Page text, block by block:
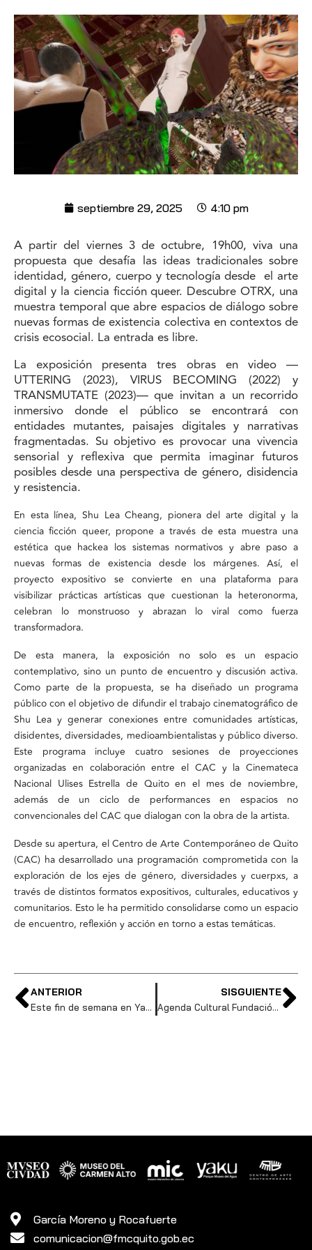
septiembre 29, 2025 4:10 pm
A partir del viernes 3 de octubre, 19h00, viva una
propuesta que desafía las ideas tradicionales sobre
identidad, género, cuerpo y tecnología desde el arte
digital y la ciencia ficción queer. Descubre OTRX, una
muestra temporal que abre espacios de diálogo sobre
nuevas formas de existencia colectiva en contextos de
crisis ecosocial. La entrada es libre.
La exposición presenta tres obras en video —
UTTERING (2023), VIRUS BECOMING (2022) y
TRANSMUTATE (2023)— que invitan a un recorrido
inmersivo donde el público se encontrará con
entidades mutantes, paisajes digitales y narrativas
fragmentadas. Su objetivo es provocar una vivencia
sensorial y reflexiva que permita imaginar futuros
posibles desde una perspectiva de género, disidencia
y resistencia.
En esta línea, Shu Lea Cheang, pionera del arte digital y la
ciencia ficción queer, propone a través de esta muestra una
estética que hackea los sistemas normativos y abre paso a
nuevas formas de existencia desde los márgenes. Así, el
proyecto expositivo se convierte en una plataforma para
visibilizar prácticas artísticas que cuestionan la heteronorma,
celebran lo monstruoso y abrazan lo viral como fuerza
transformadora.
De esta manera, la exposición no solo es un espacio
contemplativo, sino un punto de encuentro y discusión activa.
Como parte de la propuesta, se ha diseñado un programa
público con el objetivo de difundir el trabajo cinematográfico de
Shu Lea y generar conexiones entre comunidades artísticas,
disidentes, diversidades, medioambientalistas y público diverso.
Este programa incluye cuatro sesiones de proyecciones
organizadas en colaboración entre el CAC y la Cinemateca
Nacional Ulises Estrella de Quito en el mes de noviembre,
además de un ciclo de performances en espacios no
convencionales del CAC que dialogan con la obra de la artista.
Desde su apertura, el Centro de Arte Contemporáneo de Quito
(CAC) ha desarrollado una programación comprometida con la
exploración de los ejes de género, diversidades y cuerpxs, a
través de distintos formatos expositivos, culturales, educativos y
comunitarios. Esto le ha permitido consolidarse como un espacio
de encuentro, reflexión y acción en torno a estas temáticas.
ANTERIOR
Este fin de semana en Yaku: viva Quito desde sus miradores, recorra bosques tropicales y disfrute de cine con conciencia ambiental
SISGUIENTE
Agenda Cultural Fundación Museos de la Ciudad. Semana del 01 al 05 de octubre 2025
García Moreno y Rocafuerte
comunicacion@fmcquito.gob.ec